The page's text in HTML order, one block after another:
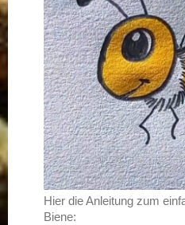
Hier die Anleitung zum
Biene: